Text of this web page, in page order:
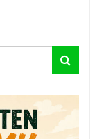
Search